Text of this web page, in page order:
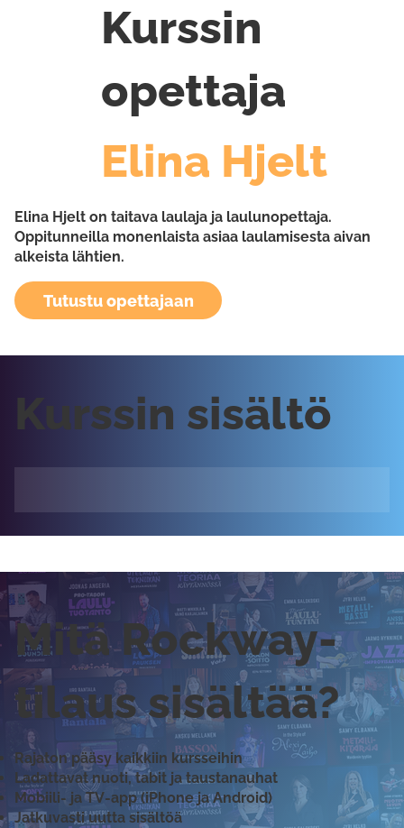
Kurssin
opettaja
Elina Hjelt
Elina Hjelt on taitava laulaja ja laulunopettaja.
Oppitunneilla monenlaista asiaa laulamisesta aivan
alkeista lähtien.
Tutustu opettajaan
Kurssin sisältö
Mitä Rockway-
tilaus sisältää?
Rajaton pääsy kaikkiin kursseihin
Ladattavat nuoti, tabit ja taustanauhat
Mobiili- ja TV-app (iPhone ja Android)
Jatkuvasti uutta sisältöä